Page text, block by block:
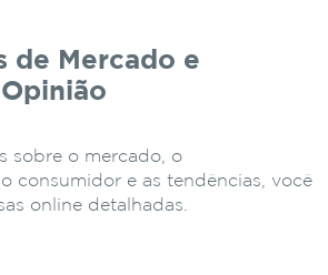
de Mercado e
sobre o mercado, o
consumidor e as tendências, você
online detalhadas.